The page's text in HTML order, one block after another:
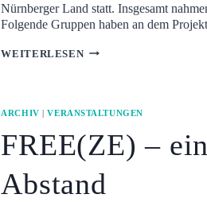
Nürnberger Land statt. Insgesamt
Folgende Gruppen haben an dem
WEITERLESENW
C
H
W
E
L
T
ARCHIV |VERANSTALTUNGEN
FREE(ZE) –
Abstand